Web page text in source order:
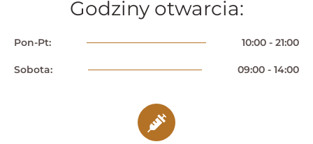
Godziny otwarcia:
Pon-Pt: 10:00 - 21:00
Sobota: 09:00 - 14:00